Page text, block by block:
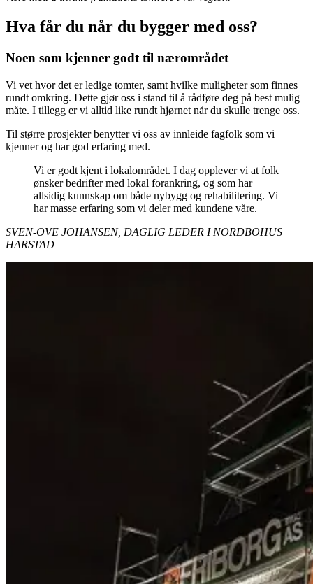
Hva får du når du bygger med oss?
Noen som kjenner godt til nærområdet
Vi vet hvor det er ledige tomter, samt hvilke muligheter som finnes
rundt omkring. Dette gjør oss i stand til å rådføre deg på best mulig
måte. I tillegg er vi alltid like rundt hjørnet når du skulle trenge oss.
Til større prosjekter benytter vi oss av innleide fagfolk som vi
kjenner og har god erfaring med.
Vi er godt kjent i lokalområdet. I dag opplever vi at folk
ønsker bedrifter med lokal forankring, og som har
allsidig kunnskap om både nybygg og rehabilitering. Vi
har masse erfaring som vi deler med kundene våre.
SVEN-OVE JOHANSEN, DAGLIG LEDER I NORDBOHUS
HARSTAD